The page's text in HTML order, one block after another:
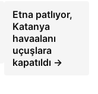
Etna patlıyor,
Katanya
havaalanı
uçuşlara
kapatıldı →